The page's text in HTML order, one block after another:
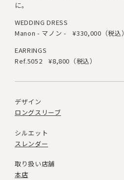
に。
WEDDING DRESS
Manon - マノン -
¥330,000（税込）
EARRINGS
Ref.5052
¥8,800（税込）
デザイン
ロングスリーブ
シルエット
スレンダー
取り扱い店舗
本店